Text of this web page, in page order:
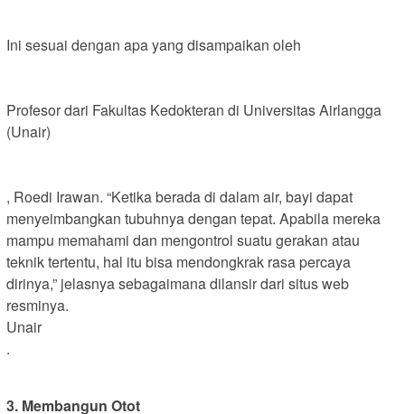
Ini sesuai dengan apa yang disampaikan oleh
Profesor dari Fakultas Kedokteran di Universitas Airlangga
(Unair)
, Roedi Irawan. “Ketika berada di dalam air, bayi dapat
menyeimbangkan tubuhnya dengan tepat. Apabila mereka
mampu memahami dan mengontrol suatu gerakan atau
teknik tertentu, hal itu bisa mendongkrak rasa percaya
dirinya,” jelasnya sebagaimana dilansir dari situs web
resminya.
Unair
.
3. Membangun Otot